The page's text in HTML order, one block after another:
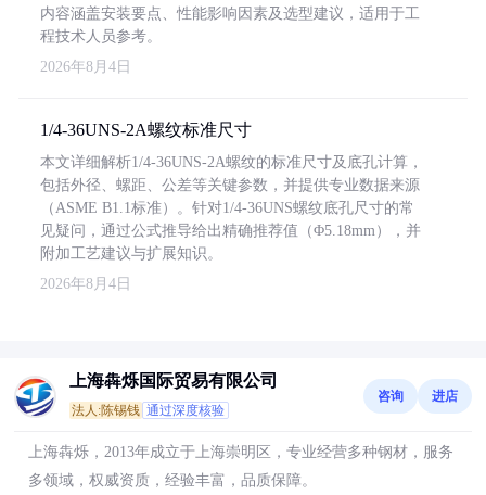
内容涵盖安装要点、性能影响因素及选型建议，适用于工
程技术人员参考。
2026年8月4日
1/4-36UNS-2A螺纹标准尺寸
本文详细解析1/4-36UNS-2A螺纹的标准尺寸及底孔计算，
包括外径、螺距、公差等关键参数，并提供专业数据来源
（ASME B1.1标准）。针对1/4-36UNS螺纹底孔尺寸的常
见疑问，通过公式推导给出精确推荐值（Φ5.18mm），并
附加工艺建议与扩展知识。
2026年8月4日
上海犇烁国际贸易有限公司
法人:陈锡钱 通过深度核验
咨询 进店
上海犇烁，2013年成立于上海崇明区，专业经营多种钢材，服务
多领域，权威资质，经验丰富，品质保障。